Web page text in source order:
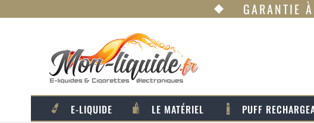
GARANTIE
E-LIQUIDE LE MATÉRIEL PUFF